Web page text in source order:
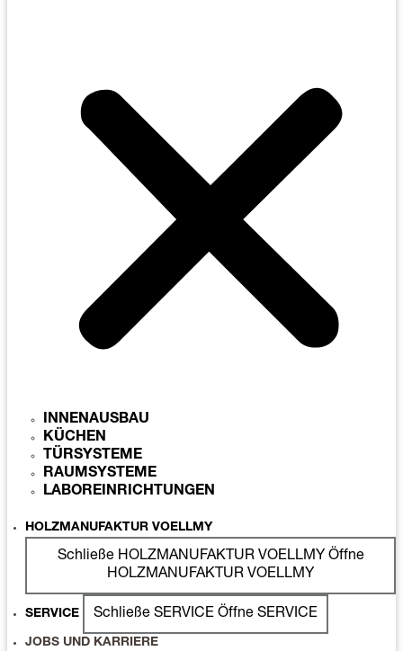
INNENAUSBAU
KÜCHEN
TÜRSYSTEME
RAUMSYSTEME
LABOREINRICHTUNGEN
HOLZMANUFAKTUR VOELLMY
Schließe HOLZMANUFAKTUR VOELLMY Öffne
HOLZMANUFAKTUR VOELLMY
SERVICE Schließe SERVICE Öffne SERVICE
JOBS UND KARRIERE